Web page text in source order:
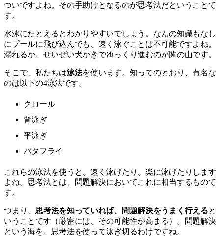
ついですよね。その手助けとなるのが思考法だということで
す。
水泳にたとえるとわかりやすいでしょう。なんの知識もなし
にプールに飛び込んでも、速く泳ぐことは不可能ですよね。
溺れるか、せいぜい犬かきでゆっくり進むのが関の山です。
そこで、私たちは泳法を使います。知ってのとおり、有名な
のは以下の4泳法です。
クロール
背泳ぎ
平泳ぎ
バタフライ
これらの泳法を使うと、速く泳げたり、楽に泳げたりします
よね。思考法とは、問題解決においてこれに相当するもので
す。
つまり、 思考法を知っていれば、問題解決をうまく行えると
いうことです（厳密には、その可能性が高まる）。問題解決
という海を、思考法を使って泳ぎ切るわけですね。